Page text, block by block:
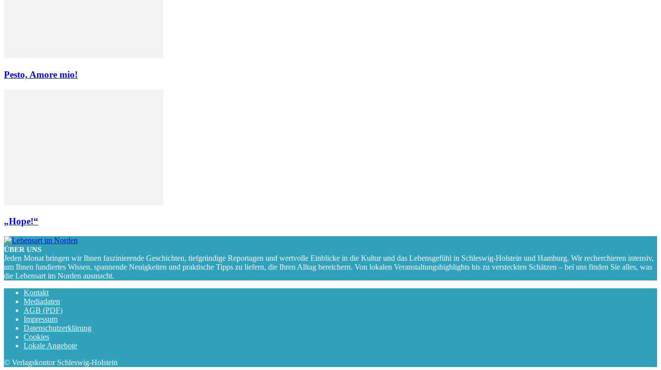
Pesto, Amore mio!
„Hope!“
ÜBER UNS
Jeden Monat bringen wir Ihnen faszinierende Geschichten, tiefgründige Reportagen und wertvolle Einblicke in die Kultur und das Lebensgefühl in Schleswig-Holstein und Hamburg. Wir recherchieren intensiv,
um Ihnen fundiertes Wissen, spannende Neuigkeiten und praktische Tipps zu liefern, die Ihren Alltag bereichern. Von lokalen Veranstaltungshighlights bis zu versteckten Schätzen – bei uns finden Sie alles, was
die Lebensart im Norden ausmacht.
Kontakt
Mediadaten
AGB (PDF)
Impressum
Datenschutzerklärung
Cookies
Lokale Angebote
© Verlagskontor Schleswig-Holstein